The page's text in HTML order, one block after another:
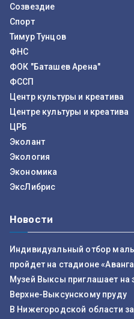
Созвездие
Спорт
Тимур Тунцов
ФНС
ФОК "Баташев Арена"
ФССП
Центр культуры и креатива
Центре культуры и креатива
ЦРБ
Эколант
Экология
Экономика
ЭксЛибрис
Новости
Индивидуальный отбор
пройдет на стадионе
Музей Выксы приглашает на
Верхне-Выксунскому пруду
В Нижегородской области